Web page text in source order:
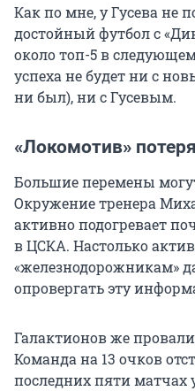
Как по мне, у Гусева не
достойный футбол с
околотоп-5в следующем
успеха не будет ни с
ни был), ни с Гусевым.
«Локомотив»
Большие перемены
Окружение тренера
активно подогревает
в ЦСКА. Настолько
«железнодорожникам»
опровергать эту
Галактионов же
Команда на 13 очков
последних пяти матчах